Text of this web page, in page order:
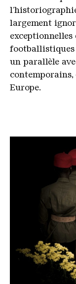
largement
exceptionnelles
footballistiques
un parallèle
Europe.